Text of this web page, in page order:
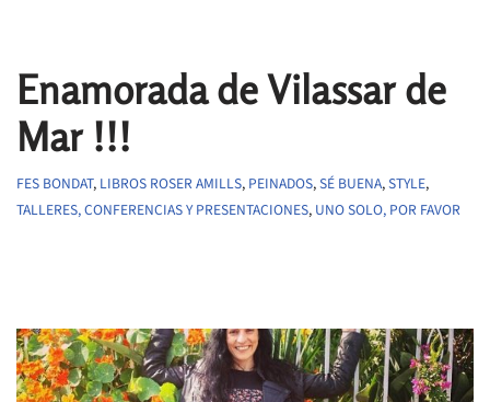
Enamorada de Vilassar de
Mar !!!
FES BONDAT, LIBROS ROSER AMILLS, PEINADOS,SÉ BUENA,STYLE,
TALLERES, CONFERENCIAS Y PRESENTACIONES, UNO SOLO, POR FAVOR